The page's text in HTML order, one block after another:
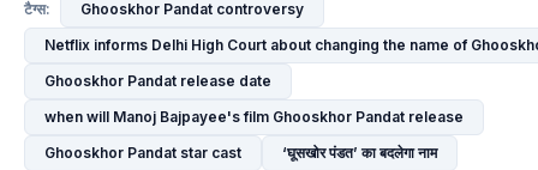
टैग्स:
Ghooskhor Pandat controversy
Netflix informs Delhi High Court about changing the name of
Ghooskhor Pandat release date
when will Manoj Bajpayee's film Ghooskhor Pandat release
Ghooskhor Pandat star cast
‘घूसखोर पंडत’ का बदलेगा नाम